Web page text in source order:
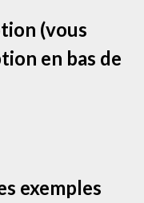
(vous
en bas de
exemples